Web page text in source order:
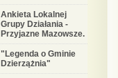
Ankieta Lokalnej
Grupy Działania -
Przyjazne Mazowsze.
"Legenda o Gminie
Dzierzążnia"